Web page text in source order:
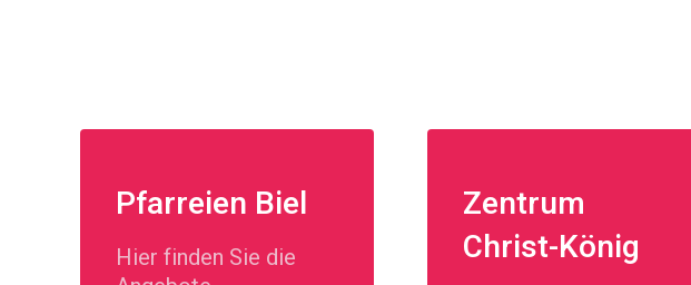
Pfarreien Biel
Hier finden Sie die
Zentrum
Christ-König